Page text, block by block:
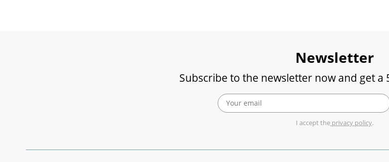
Newsletter
Subscribe to the newsletter now and get a
I accept the privacy policy.